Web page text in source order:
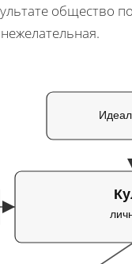
общество